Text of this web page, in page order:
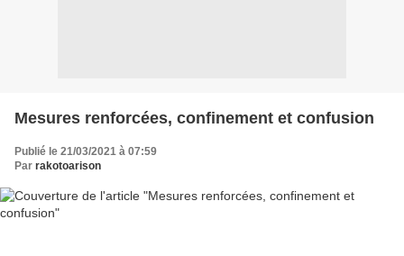
Mesures renforcées, confinement et confusion
Publié le 21/03/2021 à 07:59
Par rakotoarison